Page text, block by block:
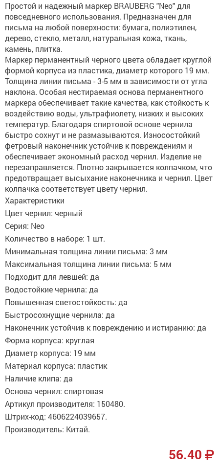
Простой и надежный маркер BRAUBERG "Neo" для
повседневного использования. Предназначен для
письма на любой поверхности: бумага, полиэтилен,
дерево, стекло, металл, натуральная кожа, ткань,
камень, плитка.
Маркер перманентный черного цвета обладает круглой
формой корпуса из пластика, диаметр которого 19 мм.
Толщина линии письма - 3-5 мм в зависимости от угла
наклона. Особая нестираемая основа перманентного
маркера обеспечивает такие качества, как стойкость к
воздействию воды, ультрафиолету, низких и высоких
температур. Благодаря спиртовой основе чернила
быстро сохнут и не размазываются. Износостойкий
фетровый наконечник устойчив к повреждениям и
обеспечивает экономный расход чернил. Изделие не
перезаправляется. Плотно закрывается колпачком, что
предотвращает высыхание наконечника и чернил. Цвет
колпачка соответствует цвету чернил.
Характеристики
Цвет чернил: черный
Серия: Neo
Количество в наборе: 1 шт.
Минимальная толщина линии письма: 3 мм
Максимальная толщина линии письма: 5 мм
Подходит для левшей: да
Водостойкие чернила: да
Повышенная светостойкость: да
Быстросохнущие чернила: да
Наконечник устойчив к повреждению и истиранию: да
Форма корпуса: круглая
Диаметр корпуса: 19 мм
Материал корпуса: пластик
Наличие клипа: да
Основа чернил: спиртовая
Артикул производителя: 150480.
Штрих-код: 4606224039657.
Производитель: Китай.
56.40